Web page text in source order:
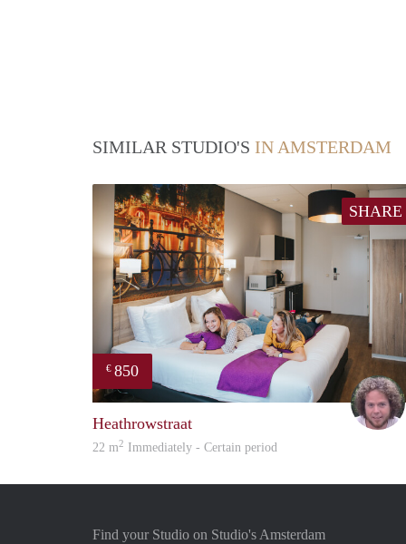
SIMILAR STUDIO'S IN AMSTERDAM
SHARE
€ 850
Heathrowstraat
22 m2 Immediately - Certain period
Find your Studio on Studio's Amsterdam